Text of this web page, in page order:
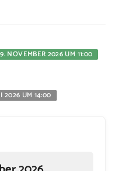
NOVEMBER 2026 UM 11:00
2026 UM 14:00